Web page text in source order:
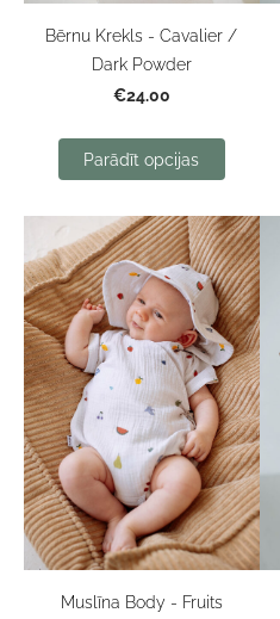
Bērnu Krekls - Cavalier /
Dark Powder
€24.00
Parādīt opcijas
Muslīna Body - Fruits